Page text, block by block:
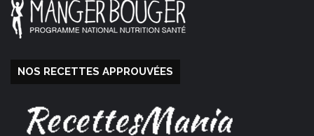
NOS RECETTES APPROUVÉES